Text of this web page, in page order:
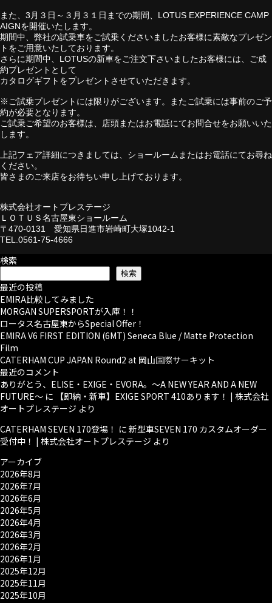
また、3月３日～３月３１日までの期間、LOTUS EXPERIENCE CAMP
AIGNを開催いたします。
期間中、弊社の試乗車をご試乗くださいましたお客様に素敵なプレゼン
トをご用意いたしております。
さらに期間中、LOTUSの新車をご注文下さいましたお客様には、ご成
約プレゼントとして
カタログギフトをプレゼントさせていただきます。
※ご試乗プレゼントには限りがございます。またご試乗には事前のご予
約が必要となります。
ご試乗ご希望のお客様は、店頭またはお電話にてお問合せをお願いいた
します。
上記フェア詳細につきましては、ショールームまたはお電話にてお尋ね
ください。
皆さまのご来店をお待ちい申し上げております。
株式会社オートプレステージ
ＬＯＴＵＳ名古屋東ショールーム
〒470-0131 愛知県日進市岩崎町大塚1042-1
TEL.0561-75-4666
検索
検索
最近の投稿
EMIRA比較してみました
MORGAN SUPERSPORTが入庫！！
ロータス名古屋東からSpecial Offer！
EMIRA V6 FIRST EDITION (6MT) Seneca Blue / Matte Protection
Film
CATERHAM CUP JAPAN Round2 at 岡山国際サーキット
最近のコメント
ありがとう、ELISE・EXIGE・EVORA。～A NEW YEAR AND A NEW
FUTURE～ に
【即納・新車】EXIGE SPORT 410あります！ | 株式会社
オートプレステージ より
CATERHAM SEVEN 170登場！ に 新型車SEVEN 170 カスタムオーダー
受付中！ | 株式会社オートプレステージ より
アーカイブ
2026年8月
2026年7月
2026年6月
2026年5月
2026年4月
2026年3月
2026年2月
2026年1月
2025年12月
2025年11月
2025年10月